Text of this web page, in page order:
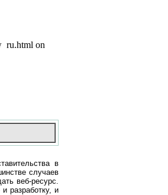
в
случаев
веб-ресурс.
разработку, и